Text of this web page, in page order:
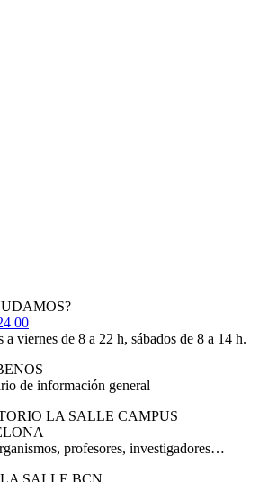
00
a viernes de 8 a 22 h, sábados de 8 a 14 h.
de información general
LA SALLE CAMPUS
profesores, investigadores…
SALLE BCN